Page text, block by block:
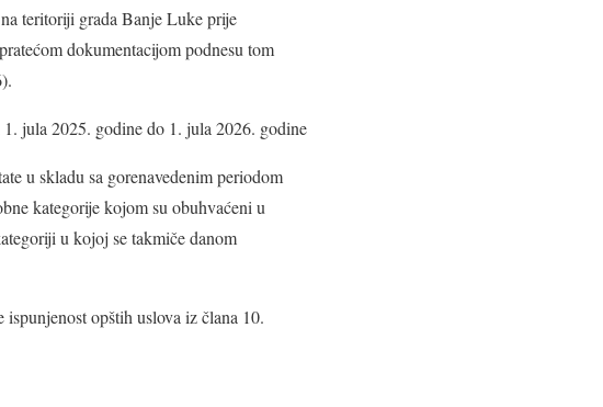
teritoriji grada Banje Luke prije
dokumentacijom podnesu tom
jula 2025. godine do 1. jula 2026. godine
u skladu sa gorenavedenim periodom
kategorije kojom su obuhvaćeni u
u kojoj se takmiče danom
opštih uslova iz člana 10.